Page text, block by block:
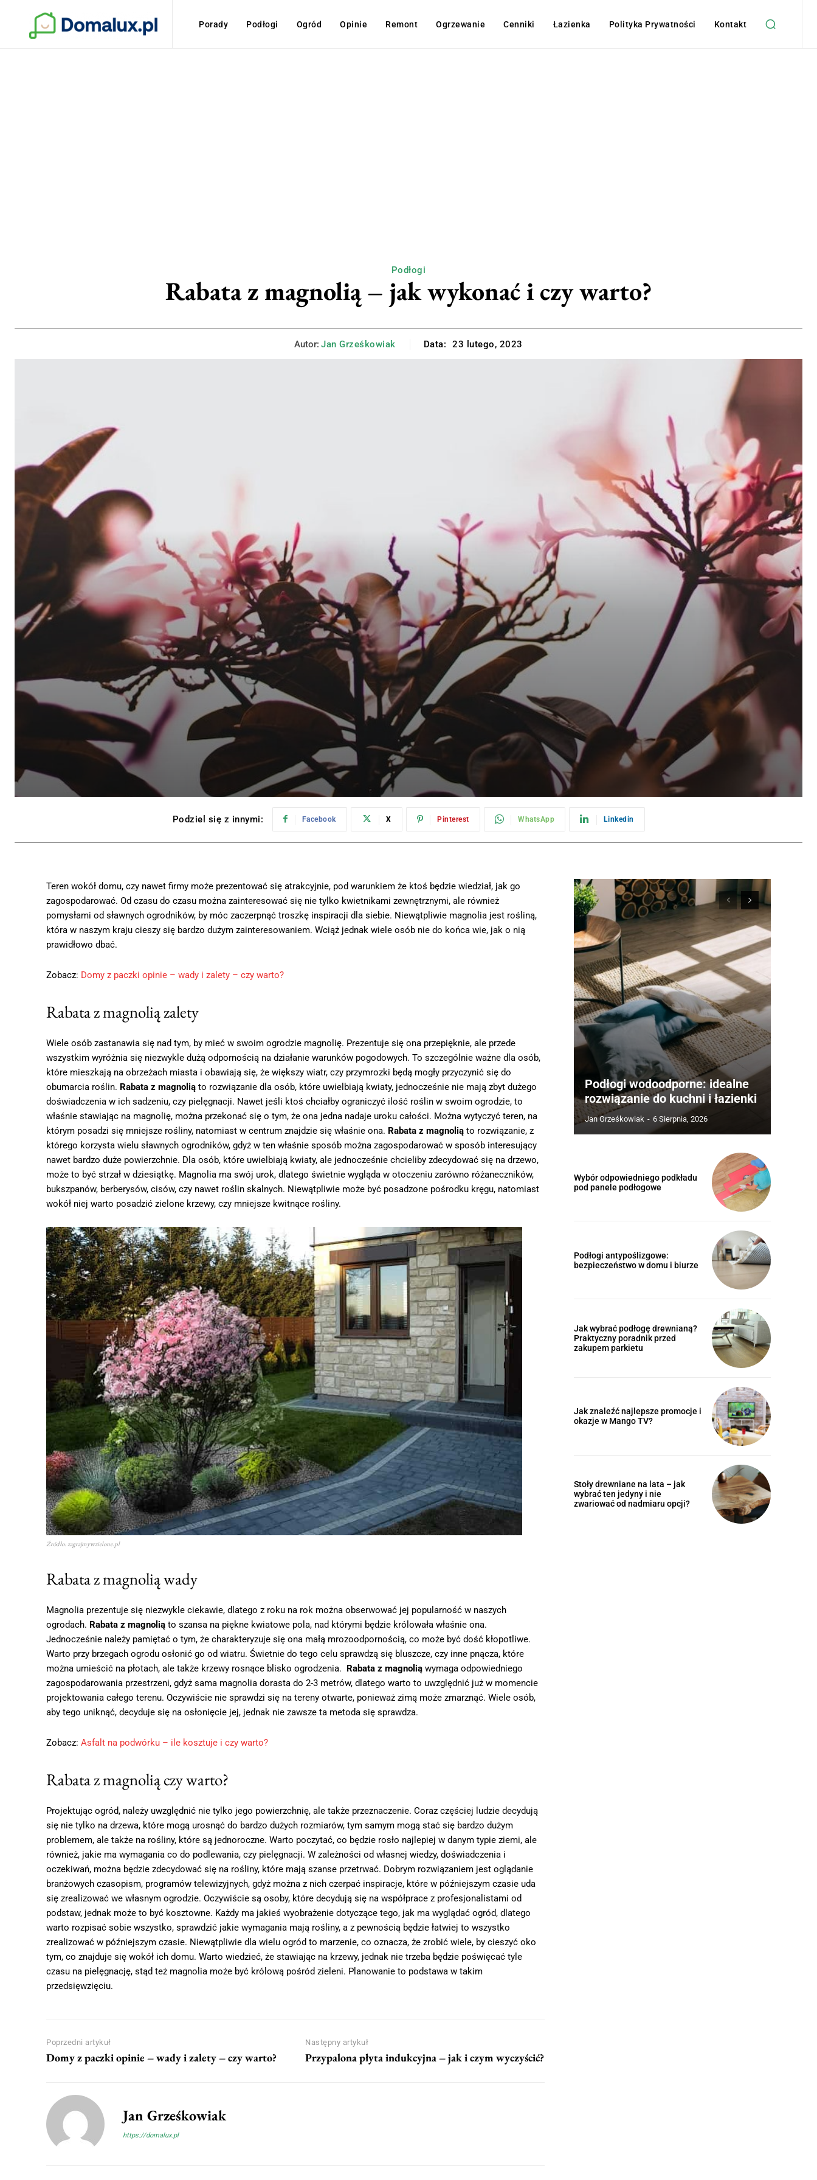
Porady Podłogi Ogród Opinie Remont Ogrzewanie Cenniki Łazienka Polityka Prywatności Kontakt
Podłogi
Rabata z magnolią – jak wykonać i czy warto?
Autor: Jan Grześkowiak Data: 23 lutego, 2023
Podziel się z innymi: Facebook X Pinterest WhatsApp Linkedin
Teren wokół domu, czy nawet firmy może prezentować się atrakcyjnie, pod warunkiem że ktoś będzie wiedział, jak go
zagospodarować. Od czasu do czasu można zainteresować się nie tylko kwietnikami zewnętrznymi, ale również
pomysłami od sławnych ogrodników, by móc zaczerpnąć troszkę inspiracji dla siebie. Niewątpliwie magnolia jest rośliną,
która w naszym kraju cieszy się bardzo dużym zainteresowaniem. Wciąż jednak wiele osób nie do końca wie, jak o nią
prawidłowo dbać.
Zobacz: Domy z paczki opinie – wady i zalety – czy warto?
Rabata z magnolią zalety
Wiele osób zastanawia się nad tym, by mieć w swoim ogrodzie magnolię. Prezentuje się ona przepięknie, ale przede
wszystkim wyróżnia się niezwykle dużą odpornością na działanie warunków pogodowych. To szczególnie ważne dla osób,
które mieszkają na obrzeżach miasta i obawiają się, że większy wiatr, czy przymrozki będą mogły przyczynić się do
obumarcia roślin. Rabata z magnolią to rozwiązanie dla osób, które uwielbiają kwiaty, jednocześnie nie mają zbyt dużego
doświadczenia w ich sadzeniu, czy pielęgnacji. Nawet jeśli ktoś chciałby ograniczyć ilość roślin w swoim ogrodzie, to
właśnie stawiając na magnolię, można przekonać się o tym, że ona jedna nadaje uroku całości. Można wytyczyć teren, na
którym posadzi się mniejsze rośliny, natomiast w centrum znajdzie się właśnie ona. Rabata z magnolią to rozwiązanie, z
którego korzysta wielu sławnych ogrodników, gdyż w ten właśnie sposób można zagospodarować w sposób interesujący
nawet bardzo duże powierzchnie. Dla osób, które uwielbiają kwiaty, ale jednocześnie chcieliby zdecydować się na drzewo,
może to być strzał w dziesiątkę. Magnolia ma swój urok, dlatego świetnie wygląda w otoczeniu zarówno różaneczników,
bukszpanów, berberysów, cisów, czy nawet roślin skalnych. Niewątpliwie może być posadzone pośrodku kręgu, natomiast
wokół niej warto posadzić zielone krzewy, czy mniejsze kwitnące rośliny.
Źródło: zagrajmywzielone.pl
Rabata z magnolią wady
Magnolia prezentuje się niezwykle ciekawie, dlatego z roku na rok można obserwować jej popularność w naszych
ogrodach. Rabata z magnolią to szansa na piękne kwiatowe pola, nad którymi będzie królowała właśnie ona.
Jednocześnie należy pamiętać o tym, że charakteryzuje się ona małą mrozoodpornością, co może być dość kłopotliwe.
Warto przy brzegach ogrodu osłonić go od wiatru. Świetnie do tego celu sprawdzą się bluszcze, czy inne pnącza, które
można umieścić na płotach, ale także krzewy rosnące blisko ogrodzenia. Rabata z magnolią wymaga odpowiedniego
zagospodarowania przestrzeni, gdyż sama magnolia dorasta do 2-3 metrów, dlatego warto to uwzględnić już w momencie
projektowania całego terenu. Oczywiście nie sprawdzi się na tereny otwarte, ponieważ zimą może zmarznąć. Wiele osób,
aby tego uniknąć, decyduje się na osłonięcie jej, jednak nie zawsze ta metoda się sprawdza.
Zobacz: Asfalt na podwórku – ile kosztuje i czy warto?
Rabata z magnolią czy warto?
Projektując ogród, należy uwzględnić nie tylko jego powierzchnię, ale także przeznaczenie. Coraz częściej ludzie decydują
się nie tylko na drzewa, które mogą urosnąć do bardzo dużych rozmiarów, tym samym mogą stać się bardzo dużym
problemem, ale także na rośliny, które są jednoroczne. Warto poczytać, co będzie rosło najlepiej w danym typie ziemi, ale
również, jakie ma wymagania co do podlewania, czy pielęgnacji. W zależności od własnej wiedzy, doświadczenia i
oczekiwań, można będzie zdecydować się na rośliny, które mają szanse przetrwać. Dobrym rozwiązaniem jest oglądanie
branżowych czasopism, programów telewizyjnych, gdyż można z nich czerpać inspiracje, które w późniejszym czasie uda
się zrealizować we własnym ogrodzie. Oczywiście są osoby, które decydują się na współprace z profesjonalistami od
podstaw, jednak może to być kosztowne. Każdy ma jakieś wyobrażenie dotyczące tego, jak ma wyglądać ogród, dlatego
warto rozpisać sobie wszystko, sprawdzić jakie wymagania mają rośliny, a z pewnością będzie łatwiej to wszystko
zrealizować w późniejszym czasie. Niewątpliwie dla wielu ogród to marzenie, co oznacza, że zrobić wiele, by cieszyć oko
tym, co znajduje się wokół ich domu. Warto wiedzieć, że stawiając na krzewy, jednak nie trzeba będzie poświęcać tyle
czasu na pielęgnację, stąd też magnolia może być królową pośród zieleni. Planowanie to podstawa w takim
przedsięwzięciu.
Poprzedni artykuł
Domy z paczki opinie – wady i zalety – czy warto?
Następny artykuł
Przypalona płyta indukcyjna – jak i czym wyczyścić?
Jan Grześkowiak
https://domalux.pl
Podłogi wodoodporne: idealne
rozwiązanie do kuchni i łazienki
Jan Grześkowiak - 6 Sierpnia, 2026
Wybór odpowiedniego podkładu
pod panele podłogowe
Podłogi antypoślizgowe:
bezpieczeństwo w domu i biurze
Jak wybrać podłogę drewnianą?
Praktyczny poradnik przed
zakupem parkietu
Jak znaleźć najlepsze promocje i
okazje w Mango TV?
Stoły drewniane na lata – jak
wybrać ten jedyny i nie
zwariować od nadmiaru opcji?